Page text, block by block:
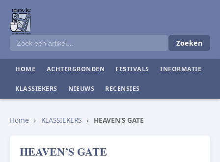
Zoeken
HOME ACHTERGRONDEN FESTIVALS INFORMATIE
KLASSIEKERS NIEUWS RECENSIES
Home › KLASSIEKERS › HEAVEN’S GATE
HEAVEN’S GATE